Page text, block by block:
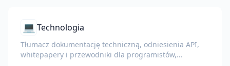
💻 Technologia
Tłumacz dokumentację techniczną, odniesienia API,
whitepapery i przewodniki dla programistów,